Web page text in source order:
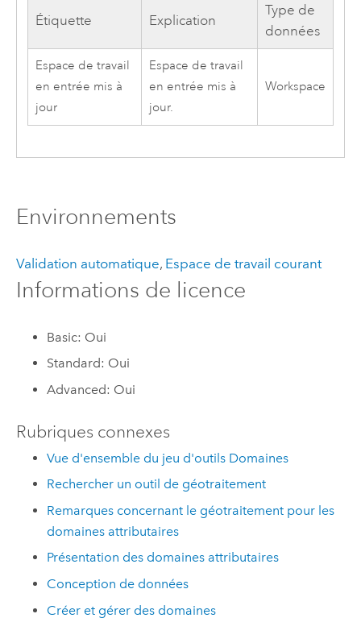
Étiquette Explication
Type de
données
Espace de travail
en entrée mis à
jour
Espace de travail
en entrée mis à
jour.
Workspace
Environnements
Validation automatique, Espace de travail courant
Informations de licence
Basic: Oui
Standard: Oui
Advanced: Oui
Rubriques connexes
Vue d'ensemble du jeu d'outils Domaines
Rechercher un outil de géotraitement
Remarques concernant le géotraitement pour les
domaines attributaires
Présentation des domaines attributaires
Conception de données
Créer et gérer des domaines